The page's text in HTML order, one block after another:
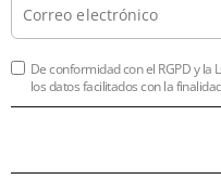
De conformidad con el RGPD y la
los datos facilitados con la